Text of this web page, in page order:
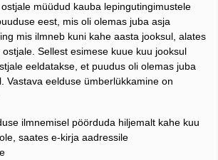
müüdud kauba lepingutingimustele
eest, mis oli olemas juba asja
mis ilmneb kuni kahe aasta jooksul, alates
Sellest esimese kuue kuu jooksul
eeldatakse, et puudus oli olemas juba
Vastava eelduse ümberlükkamine on
ilmnemisel pöörduda hiljemalt kahe kuu
saates e-kirja aadressile